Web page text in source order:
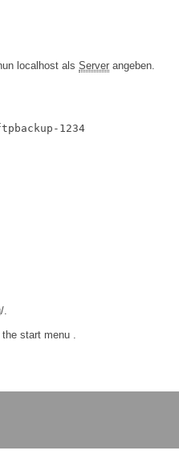
localhost als Server angeben.
.
the start menu .